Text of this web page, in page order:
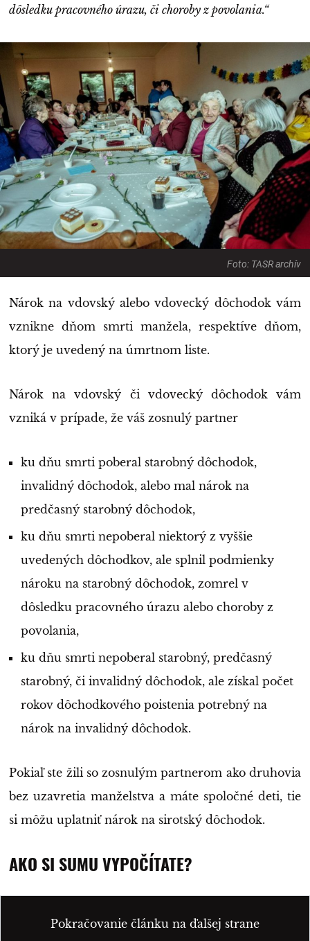
dôsledku pracovného úrazu, či choroby z povolania.“
Foto: TASR archív
Nárok na vdovský alebo vdovecký dôchodok vám
vznikne dňom smrti manžela, respektíve dňom,
ktorý je uvedený na úmrtnom liste.
Nárok na vdovský či vdovecký dôchodok vám
vzniká v prípade, že váš zosnulý partner
ku dňu smrti poberal starobný dôchodok,
invalidný dôchodok, alebo mal nárok na
predčasný starobný dôchodok,
ku dňu smrti nepoberal niektorý z vyššie
uvedených dôchodkov, ale splnil podmienky
nároku na starobný dôchodok, zomrel v
dôsledku pracovného úrazu alebo choroby z
povolania,
ku dňu smrti nepoberal starobný, predčasný
starobný, či invalidný dôchodok, ale získal počet
rokov dôchodkového poistenia potrebný na
nárok na invalidný dôchodok.
Pokiaľ ste žili so zosnulým partnerom ako druhovia
bez uzavretia manželstva a máte spoločné deti, tie
si môžu uplatniť nárok na sirotský dôchodok.
AKO SI SUMU VYPOČÍTATE?
Pokračovanie článku na ďalšej strane